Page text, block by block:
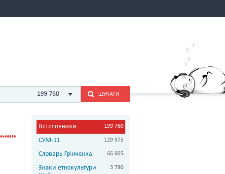
199 760 ШУКАТИ
Всі словники 199 760
СУМ-11 129 375
Словарь Грінченка 66 605
Знаки етнокультури
3 780